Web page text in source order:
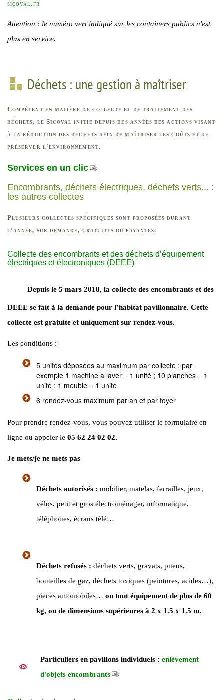
sicoval.fr
Attention : le numéro vert indiqué sur les containers publics n'est
plus en service.
Déchets : une gestion à maîtriser
Compétent en matière de collecte et de traitement des
déchets, le Sicoval initie depuis des années des actions visant
à la réduction des déchets afin de maîtriser les coûts et de
préserver l'environnement.
Services en un clic
Encombrants, déchets électriques, déchets verts... :
les autres collectes
Plusieurs collectes spécifiques sont proposées durant
l’année, sur demande, gratuites ou payantes.
Collecte des encombrants et des déchets d’équipement
électriques et électroniques (DEEE)
Depuis le 5 mars 2018, la collecte des encombrants et des
DEEE se fait à la demande pour l’habitat pavillonnaire. Cette
collecte est gratuite et uniquement sur rendez-vous.
Les conditions :
5 unités déposées au maximum par collecte : par
exemple 1 machine à laver = 1 unité ; 10 planches = 1
unité ; 1 meuble = 1 unité
6 rendez-vous maximum par an et par foyer
Pour prendre rendez-vous, vous pouvez utiliser le formulaire en
ligne ou appeler le 05 62 24 02 02.
Je mets/je ne mets pas
Déchets autorisés : mobilier, matelas, ferrailles, jeux,
vélos, petit et gros électroménager, informatique,
téléphones, écrans télé…
Déchets refusés : déchets verts, gravats, pneus,
bouteilles de gaz, déchets toxiques (peintures, acides…),
pièces automobiles… ou tout équipement de plus de 60
kg, ou de dimensions supérieures à 2 x 1.5 x 1.5 m.
Particuliers en pavillons individuels : enlèvement
d'objets encombrants